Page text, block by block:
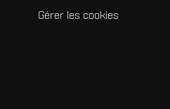
Gérer les cookies